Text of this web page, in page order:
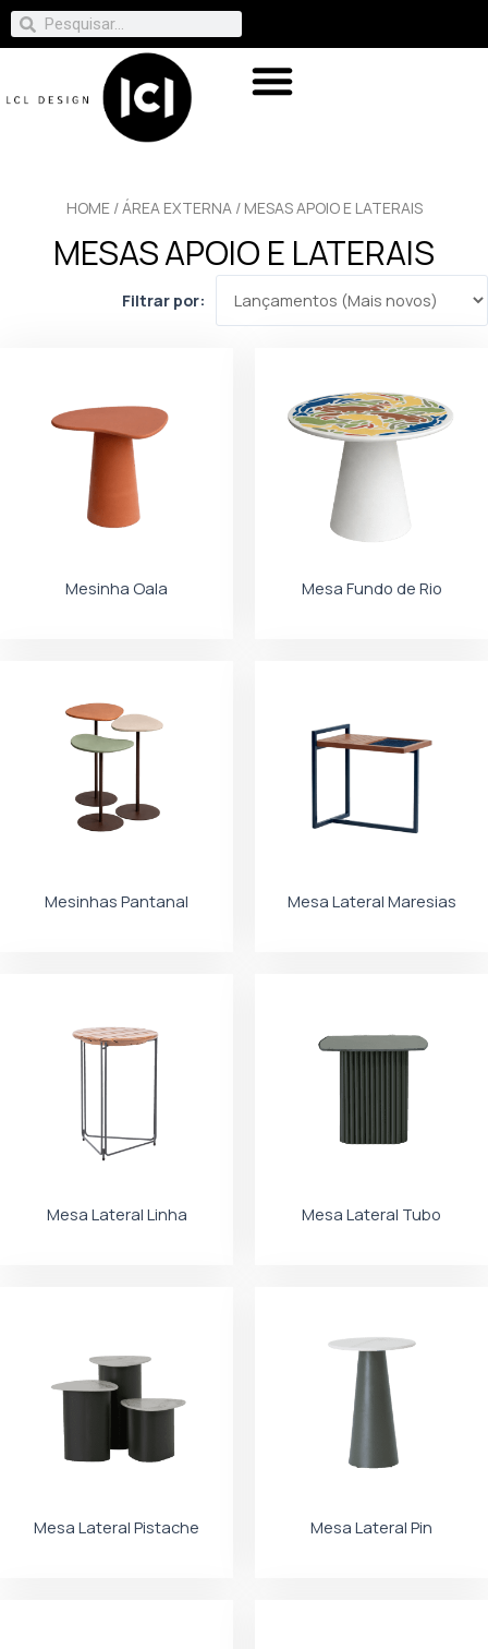
HOME/ÁREA EXTERNA / MESAS APOIO E LATERAIS
MESAS APOIO E LATERAIS
Filtrar por:
Mesinha Oala Mesa Fundo de Rio
Mesinhas Pantanal Mesa Lateral Maresias
Mesa Lateral Linha Mesa Lateral Tubo
Mesa Lateral Pistache Mesa Lateral Pin